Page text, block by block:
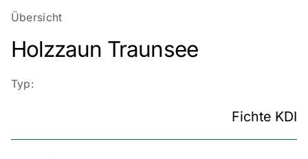
Übersicht
Holzzaun Traunsee
Typ:
Fichte KDI